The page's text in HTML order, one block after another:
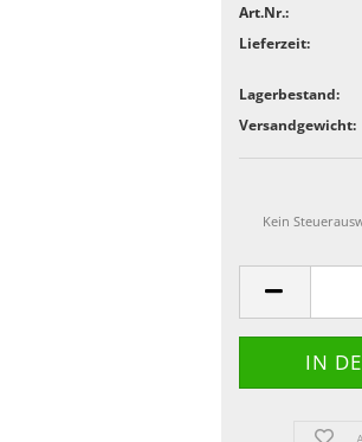
Passwort vergessen?
Art.Nr.:
Lieferzeit:
Lagerbestand:
Versandgewicht:
Kein